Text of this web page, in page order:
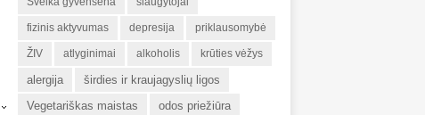
fizinis aktyvumas depresija priklausomybė
ŽIV atlyginimai alkoholis krūties vėžys
alergija
širdies ir kraujagyslių ligos
Vegetariškas maistas
odos priežiūra